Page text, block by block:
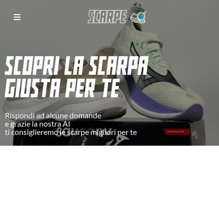
SCOPRI LA SCARPA
GIUSTA PER TE
Rispondi ad alcune domande
e grazie la nostra AI
ti consiglieremo le scarpe migliori per te